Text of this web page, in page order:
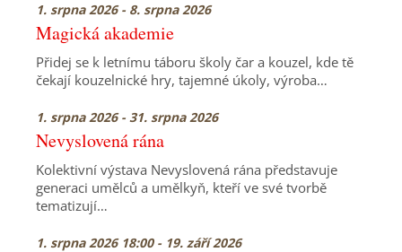
1. srpna 2026 - 8. srpna 2026
Magická akademie
Přidej se k letnímu táboru školy čar a kouzel, kde tě
čekají kouzelnické hry, tajemné úkoly, výroba…
1. srpna 2026 - 31. srpna 2026
Nevyslovená rána
Kolektivní výstava Nevyslovená rána představuje
generaci umělců a umělkyň, kteří ve své tvorbě
tematizují…
1. srpna 2026 18:00 - 19. září 2026